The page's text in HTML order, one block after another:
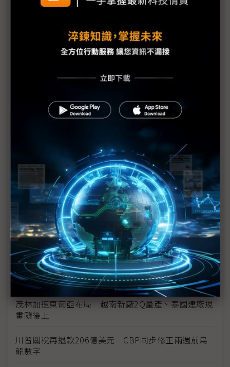
有望優於1H
朋程擴產搶攻高效車用元件市場 AI伺服器與HVDC
模組拚2027放量
洲市佔首破15%
裕融嚴陳莉蓮：汽車、出行與用車事業的協同發展
AI應用與綠能發展推動創新
回應232關稅優惠上路 東陽：對台灣汽車零件產業
新纖：地緣風險是危機也是轉機 三大布局推進成長
台美投資MOU關稅優惠先落地 汽車零組件15%、航
空零件迎近乎免稅
中資背景也能過關 Volvo獲白宮豁免可繼續在美賣
車
裕隆國產、外銷同步並進 嚴陳莉蓮：AI賦能強化核
心競爭力與轉型
茂林加速東南亞布局 越南新廠2Q量產、泰國建廠規
畫隨後上
川普關稅再退款206億美元 CBP同步修正兩週前烏
龍數字